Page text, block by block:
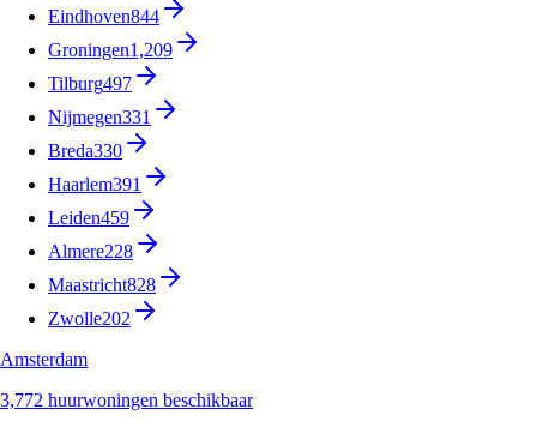
Eindhoven844
Groningen1,209
Tilburg497
Nijmegen331
Breda330
Haarlem391
Leiden459
Almere228
Maastricht828
Zwolle202
Amsterdam
3,772 huurwoningen beschikbaar